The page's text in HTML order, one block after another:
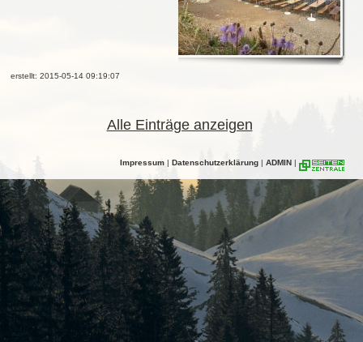
erstellt: 2015-05-14 09:19:07
Alle Einträge anzeigen
Impressum | Datenschutzerklärung | ADMIN |